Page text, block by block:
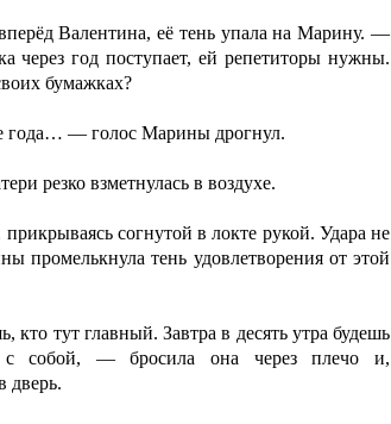
Валентина, её тень упала на Марину. —
через год поступает, ей репетиторы нужны.
бумажках?
года… — голос Марины дрогнул.
резко взметнулась в воздухе.
согнутой в локте рукой. Удара не
промелькнула тень удовлетворения от этой
тут главный. Завтра в десять утра будешь
собой, — бросила она через плечо и,
дверь.